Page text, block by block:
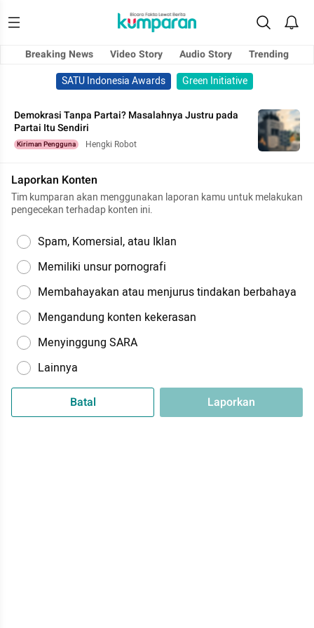
Breaking News Video Story Audio Story
Trending
SATU Indonesia Awards
Green Initiative
Demokrasi Tanpa Partai? Masalahnya Justru pada
Partai Itu Sendiri
Kiriman Pengguna Hengki Robot
Laporkan Konten
Tim kumparan akan menggunakan laporan kamu untuk melakukan
pengecekan terhadap konten ini.
Spam, Komersial, atau Iklan
Memiliki unsur pornografi
Membahayakan atau menjurus tindakan berbahaya
Mengandung konten kekerasan
Menyinggung SARA
Lainnya
Batal Laporkan